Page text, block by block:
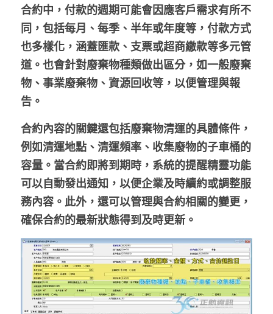
合約中，付款的週期可能會因應客戶需求有所不
同，包括每月、每季、半年或年度等，付款方式
也多樣化，涵蓋匯款、支票或超商繳款等多元管
道。也會針對廢棄物種類做出區分，如一般廢棄
物、事業廢棄物、資源回收等，以便管理與報
告。
合約內容的關鍵還包括廢棄物清運的具體條件，
例如清運地點、清運頻率、收集廢物的子車桶的
容量。當合約即將到期時，系統的提醒精靈功能
可以自動發出通知，以便企業及時續約或調整服
務內容。此外，還可以管理與合約相關的變更，
確保合約的最新狀態得到及時更新。